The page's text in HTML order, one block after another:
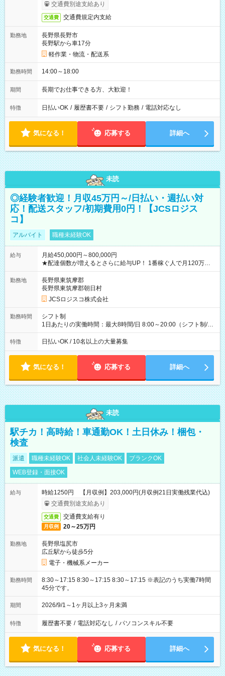
交通費別途支給あり
交通費 交通費規定内支給
勤務地
長野県長野市
長野駅から車17分
軽作業・物流・配送系
勤務時間 14:00～18:00
期間 長期でお仕事できる方、大歓迎！
特徴 日払いOK / 履歴書不要 / シフト勤務 / 電話対応なし
気になる！ 応募する 詳細へ
未読
◎経験者歓迎！月収45万円～/日払い・週払い対
応！配送スタッフ/初期費用0円！【JCSロジス
コ】
アルバイト 職種未経験OK
給与
月給450,000円～800,000円
★配達個数が増えるとさらに給与UP！ 1番稼ぐ人で月120万ほ
ど！ ・主要都市エリア 月収55万円／週5日稼働 月収65万~112
万円／週6日稼働 ・地方郊外エリア 月収40万円／週5日稼働 月
収40万円~50万円／週6日稼働 ＜モデルイメージ＞ ■月収50万
円 (27歳男性/江東区在住)※元建築関係 1日150個配達×25日勤務
(日休み) ■月収80万円(43歳男性/墨田区在住)※元営業 1日200個
勤務地
長野県東筑摩郡
長野県東筑摩郡朝日村
JCSロジスコ株式会社
勤務時間
シフト制
1日あたりの実働時間：最大8時間/日 8:00～20:00（シフト制/実
働8時間） ※週5日勤務（場所次第では週4も有り） ※配達状況
によって時間外での勤務可能性有り ※案件により多少の前後あ
特徴 日払いOK / 10名以上の大量募集
気になる！ 応募する 詳細へ
未読
駅チカ！高時給！車通勤OK！土日休み！梱包・
検査
派遣 職種未経験OK 社会人未経験OK
ブランクOK
WEB登録・面接OK
給与
時給1250円 【月収例】203,000円(月収例21日実働残業代込)
交通費別途支給あり
交通費 交通費支給有り
月収例 20～25万円
勤務地
長野県塩尻市
広丘駅から徒歩5分
電子・機械系メーカー
勤務時間
8:30～17:15 8:30～17:15 8:30～17:15 ※表記のうち実働7時間
45分です。
期間 2026/9/1～1ヶ月以上3ヶ月未満
特徴 履歴書不要 / 電話対応なし / パソコンスキル不要
気になる！ 応募する 詳細へ